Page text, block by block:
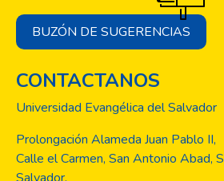
BUZÓN DE SUGERENCIAS
CONTACTANOS
Universidad Evangélica del Salvador
Prolongación Alameda Juan Pablo II,
Calle el Carmen, San Antonio Abad,